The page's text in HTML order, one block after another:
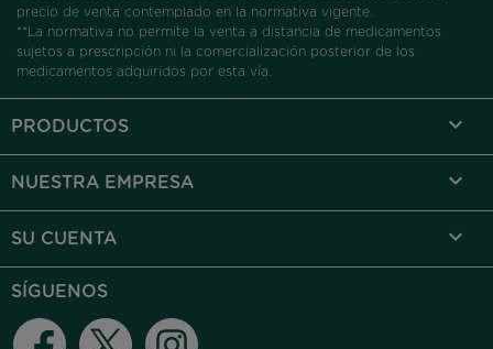
precio de venta contemplado en la normativa vigente.
**La normativa no permite la venta a distancia de medicamentos
sujetos a prescripción ni la comercialización posterior de los
medicamentos adquiridos por esta vía.
PRODUCTOS 
NUESTRA EMPRESA 
SU CUENTA 
SÍGUENOS
Facebook Twitter